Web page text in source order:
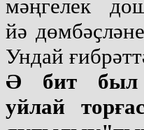
мәңгелек
йә
Ундай
Ә бит был
уйлай